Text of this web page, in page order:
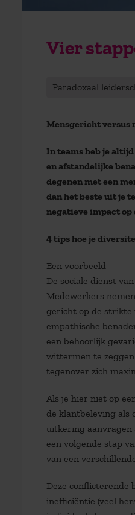
Vier
Paradoxaal
Mensgericht versus
In teams heb je
en afstandelijke
degenen met een
dan het beste uit je
negatieve impact
4 tips hoe je
Een voorbeeld
De sociale dienst
Medewerkers
gericht op de strikte
empathische
een behoorlijk
wittermen te
tegenover zich
Als je hier niet op
de klantbeleving als
uitkering aanvragen
een volgende stap
van een
Deze conflicterende
inefficiëntie (veel